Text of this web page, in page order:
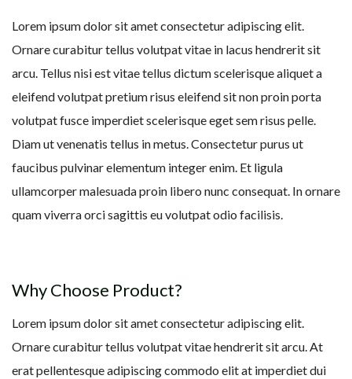
Lorem ipsum dolor sit amet consectetur adipiscing elit.
Ornare curabitur tellus volutpat vitae in lacus hendrerit sit
arcu. Tellus nisi est vitae tellus dictum scelerisque aliquet a
eleifend volutpat pretium risus eleifend sit non proin porta
volutpat fusce imperdiet scelerisque eget sem risus pelle.
Diam ut venenatis tellus in metus. Consectetur purus ut
faucibus pulvinar elementum integer enim. Et ligula
ullamcorper malesuada proin libero nunc consequat. In ornare
quam viverra orci sagittis eu volutpat odio facilisis.
Why Choose Product?
Lorem ipsum dolor sit amet consectetur adipiscing elit.
Ornare curabitur tellus volutpat vitae hendrerit sit arcu. At
erat pellentesque adipiscing commodo elit at imperdiet dui